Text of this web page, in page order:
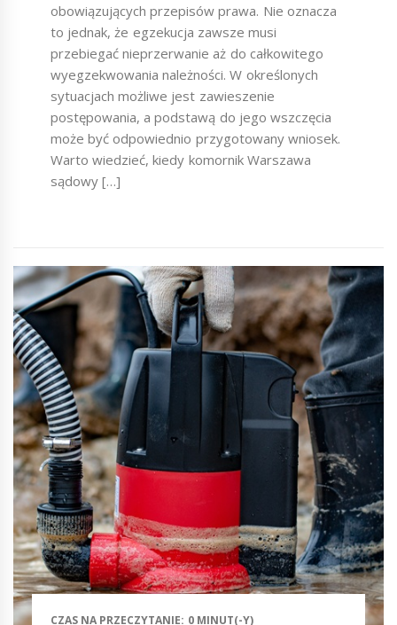
obowiązujących przepisów prawa. Nie oznacza
to jednak, że egzekucja zawsze musi
przebiegać nieprzerwanie aż do całkowitego
wyegzekwowania należności. W określonych
sytuacjach możliwe jest zawieszenie
postępowania, a podstawą do jego wszczęcia
może być odpowiednio przygotowany wniosek.
Warto wiedzieć, kiedy komornik Warszawa
sądowy […]
CZAS NA PRZECZYTANIE: 0 MINUT(-Y)